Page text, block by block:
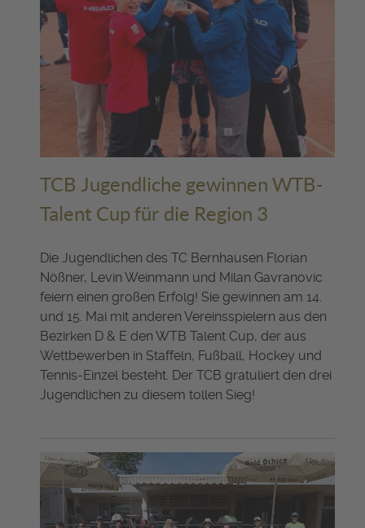
TCB Jugendliche gewinnen WTB-
Talent Cup für die Region 3
Die Jugendlichen des TC Bernhausen Florian
Nößner, Levin Weinmann und Milan Gavranovic
feiern einen großen Erfolg! Sie gewinnen am 14.
und 15. Mai mit anderen Vereinsspielern aus den
Bezirken D & E den WTB Talent Cup, der aus
Wettbewerben in Staffeln, Fußball, Hockey und
Tennis-Einzel besteht. Der TCB gratuliert den drei
Jugendlichen zu diesem tollen Sieg!